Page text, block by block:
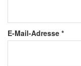
E-Mail-Adresse *